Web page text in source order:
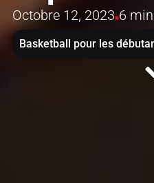
Octobre 12, 2023 6 min
Basketball pour les